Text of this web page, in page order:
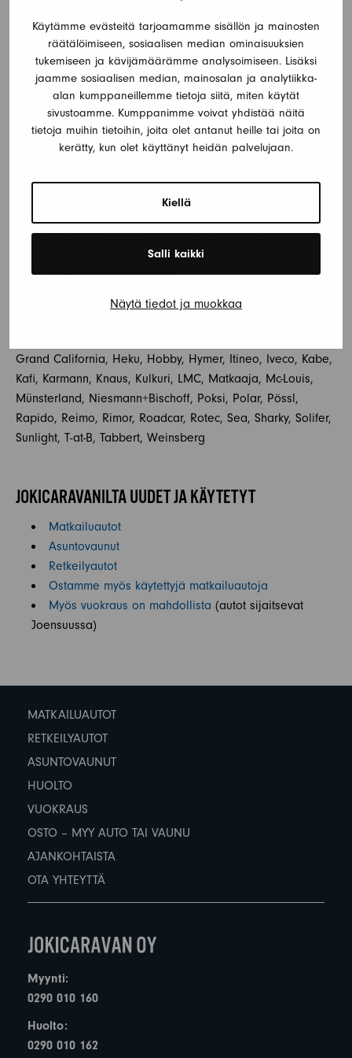
Käytämme evästeitä tarjoamamme sisällön ja mainosten
räätälöimiseen, sosiaalisen median ominaisuuksien
tukemiseen ja kävijämäärämme analysoimiseen. Lisäksi
jaamme sosiaalisen median, mainosalan ja analytiikka-
alan kumppaneillemme tietoja siitä, miten käytät
sivustoamme. Kumppanimme voivat yhdistää näitä
tietoja muihin tietoihin, joita olet antanut heille tai joita on
kerätty, kun olet käyttänyt heidän palvelujaan.
Kiellä
Salli kaikki
Näytä tiedot ja muokkaa
keskittyä nauttimaan lomastasi täysin rinnoin.
OSTAMME JA MYYMME AJONEUVOJA MM NÄISTÄ
KAUPUNGEISTA
Helsinki, Espoo, Tampere, Vantaa, Oulu, Turku, Jyväskylä,
Kuopio, Lahti, Pori, Kouvola, Joensuu, Lappeenranta,
Porvoo, Salo, Kotka, Kokkola, Hyvinkää, Järvenpää, Lohja,
Nurmijärvi, Tuusula, Kirkkonummi, Rauma, Kerava
MYYMME KÄYTETTYJÄ AJONEUVOJA MM
SEURAAVILTA MERKEILTÄ
Adria, Adriatik, Beachy, Bürstner, Cabby, California, Capron,
Grand California, Heku, Hobby, Hymer, Itineo, Iveco, Kabe,
Kafi, Karmann, Knaus, Kulkuri, LMC, Matkaaja, Mc-Louis,
Münsterland, Niesmann+Bischoff, Poksi, Polar, Pössl,
Rapido, Reimo, Rimor, Roadcar, Rotec, Sea, Sharky, Solifer,
Sunlight, T-at-B, Tabbert, Weinsberg
JOKICARAVANILTA UUDET JA KÄYTETYT
Matkailuautot
Asuntovaunut
Retkeilyautot
Ostamme myös käytettyjä matkailuautoja
Myös vuokraus on mahdollista (autot sijaitsevat
Joensuussa)
MATKAILUAUTOT
RETKEILYAUTOT
ASUNTOVAUNUT
HUOLTO
VUOKRAUS
OSTO – MYY AUTO TAI VAUNU
AJANKOHTAISTA
OTA YHTEYTTÄ
Myynti:
0290 010 160
Huolto:
0290 010 162